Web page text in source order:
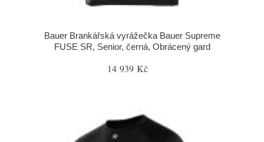
Bauer Brankářská vyrážečka Bauer Supreme
FUSE SR, Senior, černá, Obrácený gard
14 939 Kč